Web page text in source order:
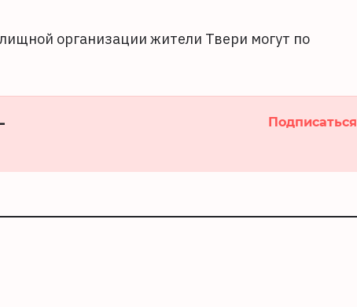
организации жители Твери могут по
Подписаться